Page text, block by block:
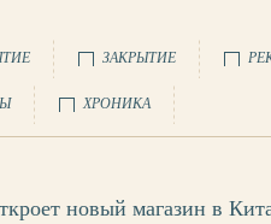
ЗАКРЫТИЕ
ХРОНИКА
новый магазин в